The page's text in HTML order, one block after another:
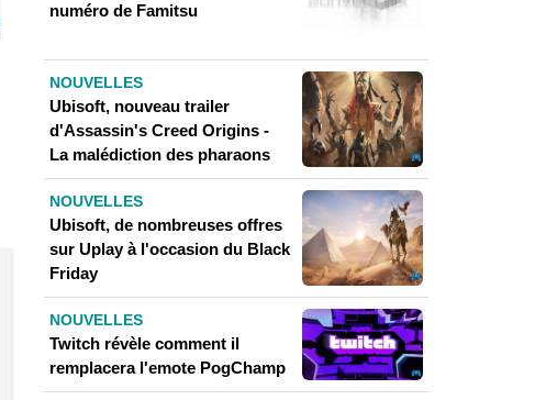
numéro de Famitsu
NOUVELLES
Ubisoft, nouveau trailer
d'Assassin's Creed Origins -
La malédiction des pharaons
NOUVELLES
Ubisoft, de nombreuses offres
sur Uplay à l'occasion du Black
Friday
NOUVELLES
Twitch révèle comment il
remplacera l'emote PogChamp